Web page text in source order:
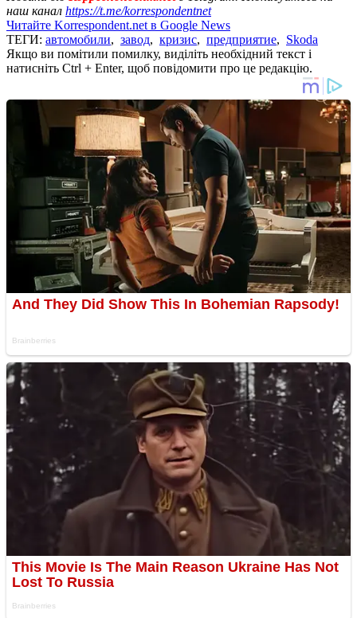
наш канал https://t.me/korrespondentnet
Читайте Korrespondent.net в Google News
ТЕГИ: автомобили, завод, кризис, предприятие, Skoda
Якщо ви помітили помилку, виділіть необхідний текст і
натисніть Ctrl + Enter, щоб повідомити про це редакцію.